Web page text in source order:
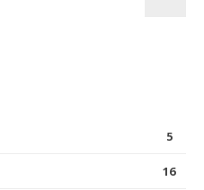
5
16